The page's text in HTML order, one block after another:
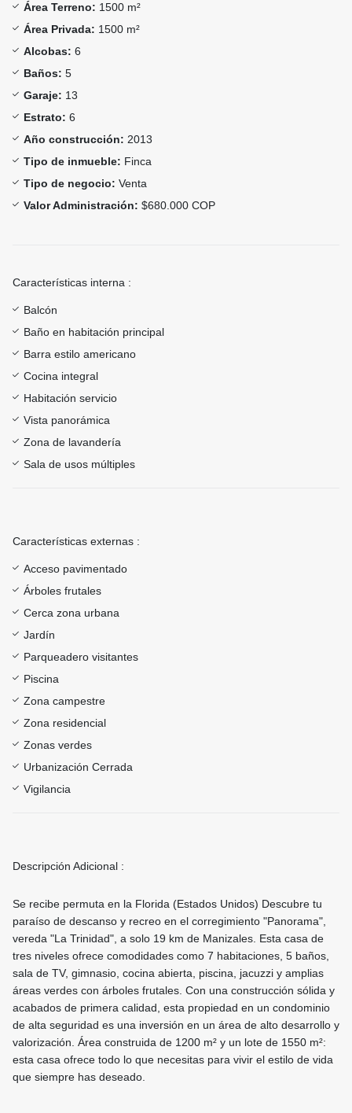
Área Terreno: 1500 m²
Área Privada: 1500 m²
Alcobas: 6
Baños: 5
Garaje: 13
Estrato: 6
Año construcción: 2013
Tipo de inmueble: Finca
Tipo de negocio: Venta
Valor Administración: $680.000 COP
Características interna :
Balcón
Baño en habitación principal
Barra estilo americano
Cocina integral
Habitación servicio
Vista panorámica
Zona de lavandería
Sala de usos múltiples
Características externas :
Acceso pavimentado
Árboles frutales
Cerca zona urbana
Jardín
Parqueadero visitantes
Piscina
Zona campestre
Zona residencial
Zonas verdes
Urbanización Cerrada
Vigilancia
Descripción Adicional :
Se recibe permuta en la Florida (Estados Unidos) Descubre tu
paraíso de descanso y recreo en el corregimiento "Panorama",
vereda "La Trinidad", a solo 19 km de Manizales. Esta casa de
tres niveles ofrece comodidades como 7 habitaciones, 5 baños,
sala de TV, gimnasio, cocina abierta, piscina, jacuzzi y amplias
áreas verdes con árboles frutales. Con una construcción sólida y
acabados de primera calidad, esta propiedad en un condominio
de alta seguridad es una inversión en un área de alto desarrollo y
valorización. Área construida de 1200 m² y un lote de 1550 m²:
esta casa ofrece todo lo que necesitas para vivir el estilo de vida
que siempre has deseado.